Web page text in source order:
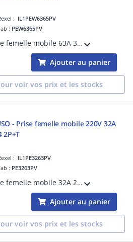
: IL1PEW6365PV
: PEW6365PV
Prise femelle mobile 63A 380/415v 3P+N+T, position Terre 6h (rouge), raccordement à visser, degré IP67
Ajouter au panier
voir vos prix et les stocks
- Prise femelle mobile 220V 32A
2P+T
: IL1PE3263PV
: PE3263PV
Prise femelle mobile 32A 220V 2P+T, position Terre 6h (bleu), raccordement à visser, degré IP44
Ajouter au panier
voir vos prix et les stocks